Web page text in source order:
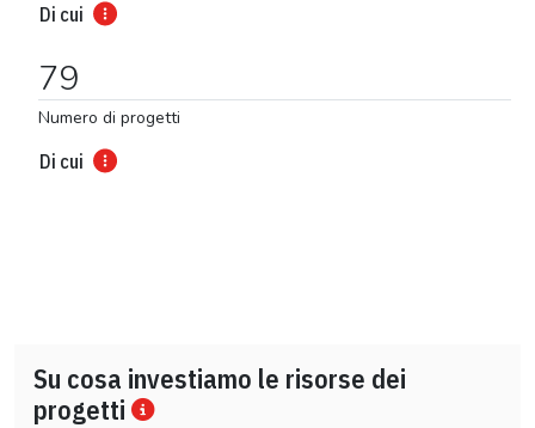
Di cui
79
Numero di progetti
Di cui
Su cosa investiamo le risorse dei
progetti